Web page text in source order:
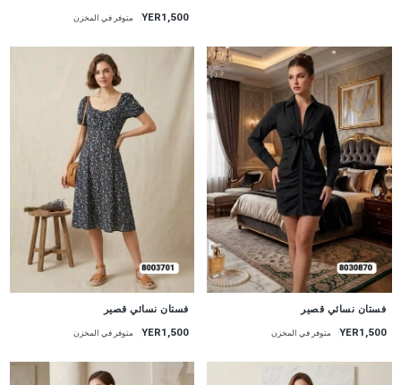
YER1,500 متوفر في المخزن
جديد
فستان نسائي قصير
YER1,500 متوفر في المخزن
جديد
فستان نسائي قصير
YER1,500 متوفر في المخزن